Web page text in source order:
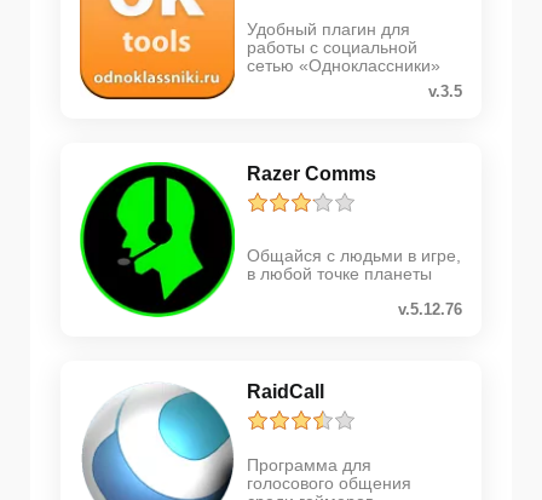
Удобный плагин для
работы с социальной
сетью «Одноклассники»
v.3.5
Razer Comms
Общайся с людьми в игре,
в любой точке планеты
v.5.12.76
RaidCall
Программа для
голосового общения